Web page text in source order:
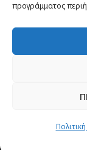
προγράμματος
“H μόνη